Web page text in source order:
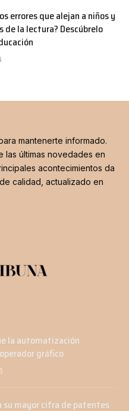
errores que alejan a niños y
de la lectura? Descúbrelo
mantenerte informado.
las últimas novedades en
acontecimientos da
calidad, actualizado en
la automatización
gráfico
su mayor cifra de patentes